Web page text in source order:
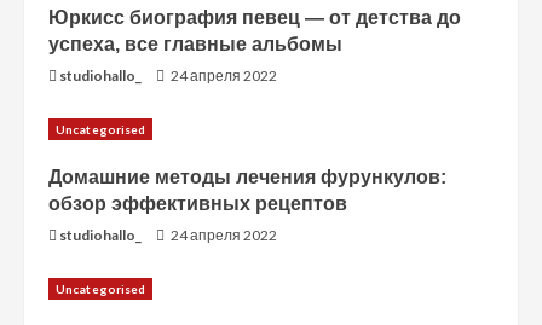
Юркисс биография певец — от детства до
успеха, все главные альбомы
studiohallo_ 24 апреля 2022
Uncategorised
Домашние методы лечения фурункулов:
обзор эффективных рецептов
studiohallo_ 24 апреля 2022
Uncategorised